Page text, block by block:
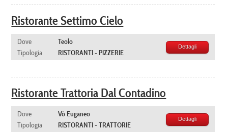
Ristorante Settimo Cielo
Dove
Teolo
Tipologia
RISTORANTI - PIZZERIE
Dettagli
Ristorante Trattoria Dal Contadino
Dove
Vò Euganeo
Tipologia
RISTORANTI - TRATTORIE
Dettagli